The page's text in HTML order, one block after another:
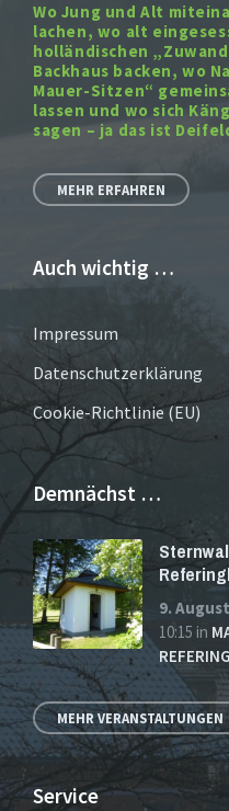
Wo Jung und Alt
lachen, wo alt
holländischen
Backhaus backen, wo
Mauer-Sitzen“
lassen und wo sich
sagen – ja das ist
MEHR ERFAHREN
Auch wichtig …
Impressum
Datenschutzerklärung
Cookie-Richtlinie (EU)
Demnächst …
9.
10:15 in
MEHR VERANSTALTUNGEN
Service